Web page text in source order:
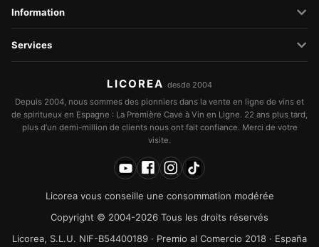
Information
Services
LICOREA desde 2004
Depuis 2004, nous sommes des pionniers dans la vente en ligne de vins et
de spiritueux en Espagne : La Première Cave à Vin en Ligne. 22 ans plus tard,
plus d’un demi-million de clients nous ont fait confiance. Merci de votre
visite.
Licorea vous conseille une consommation modérée
Copyright © 2004-2026 Tous les droits réservés
Licorea, S.L.U. NIF-B54400189 · Premio al Comercio 2018 · España